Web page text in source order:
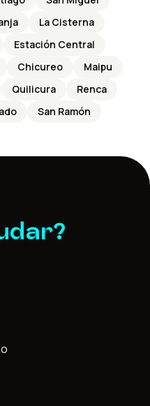
La Cisterna
Estación Central
Chicureo
Maipu
Quilicura
Renca
San Ramón